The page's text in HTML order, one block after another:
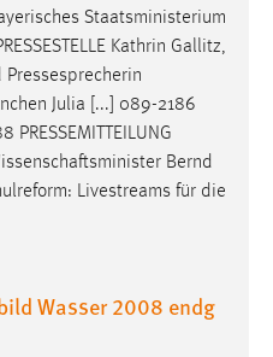
Staatsministerium
Kathrin Gallitz,
Julia [...] 089-2186
Bernd
Livestreams für die
Wasser 2008 endg